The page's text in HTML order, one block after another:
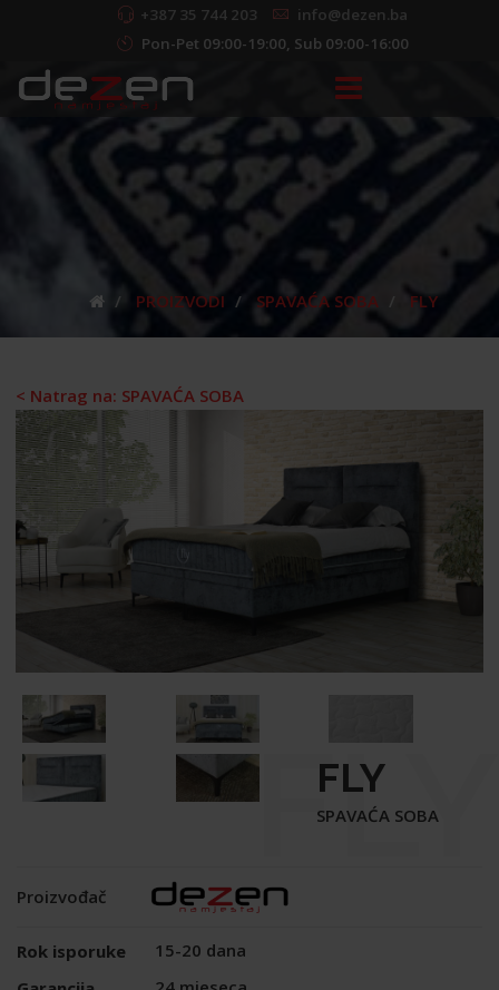
+387 35 744 203
info@dezen.ba
Pon-Pet 09:00-19:00, Sub 09:00-16:00
PROIZVODI SPAVAĆA SOBA FLY
< Natrag na: SPAVAĆA SOBA
FLY
FLY
SPAVAĆA SOBA
Proizvođač
Rok isporuke
15-20 dana